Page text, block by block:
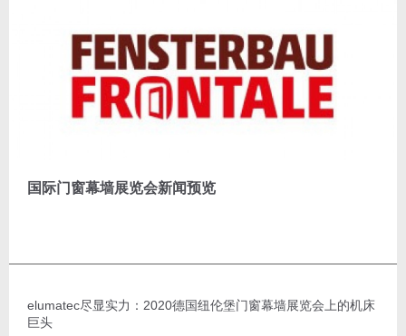
国际门窗幕墙展览会新闻预览
elumatec尽显实力：2020德国纽伦堡门窗幕墙展览会上的机床
巨头